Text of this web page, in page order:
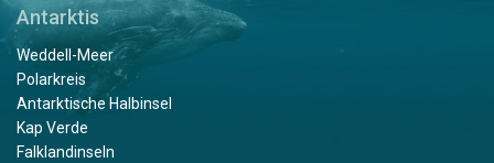
Antarktis
Weddell-Meer
Polarkreis
Antarktische Halbinsel
Kap Verde
Falklandinseln